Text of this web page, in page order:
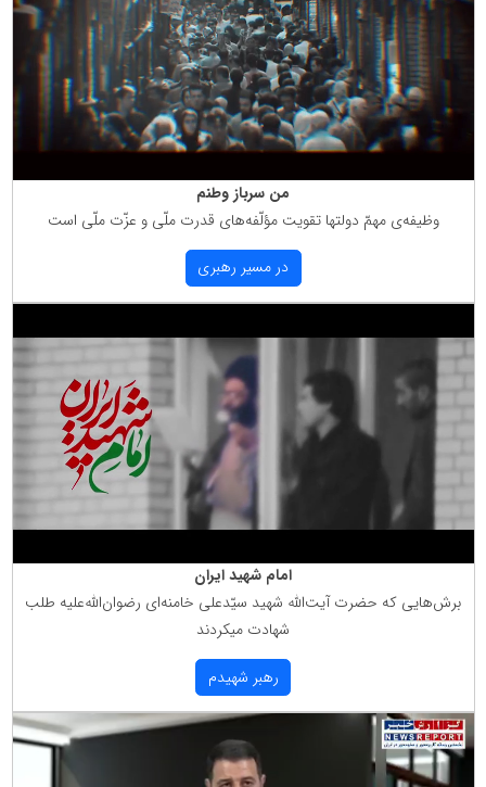
من سرباز وطنم
وظیفه‌ی مهمّ دولتها تقویت مؤلّفه‌های قدرت ملّی و عزّت ملّی است
در مسیر رهبری
امام شهید ایران
برش‌هایی كه حضرت آیت‌الله شهید سیّدعلی خامنه‌ای رضوان‌الله‌علیه طلب
شهادت میكردند
رهبر شهیدم